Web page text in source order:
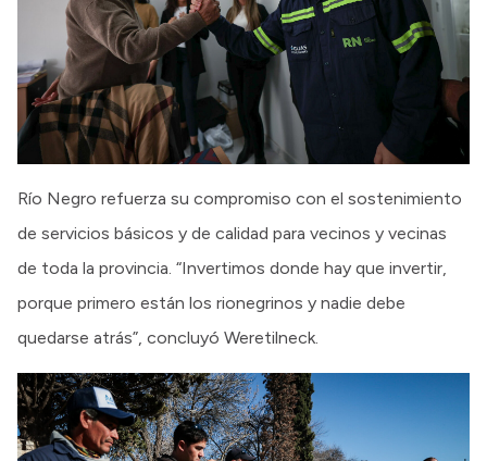
Río Negro refuerza su compromiso con el sostenimiento
de servicios básicos y de calidad para vecinos y vecinas
de toda la provincia. “Invertimos donde hay que invertir,
porque primero están los rionegrinos y nadie debe
quedarse atrás”, concluyó Weretilneck.